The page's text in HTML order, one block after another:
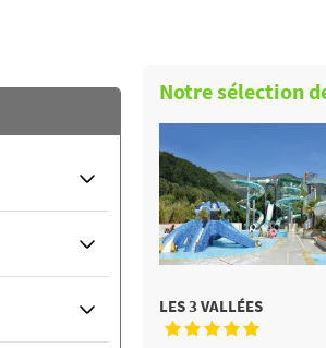
Notre sélection
LES 3 VALLÉES